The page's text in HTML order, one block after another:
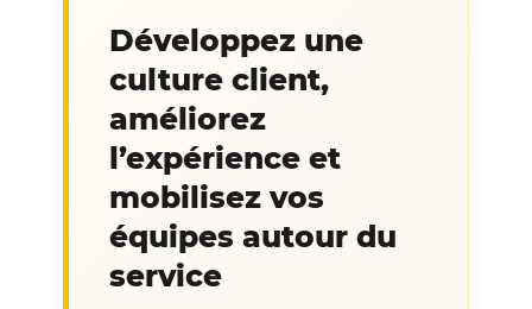
Développez une
culture client,
améliorez
l’expérience et
mobilisez vos
équipes autour du
service